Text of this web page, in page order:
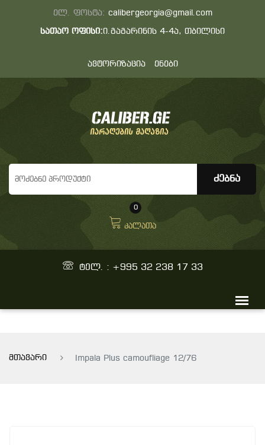
ელ. ფოსტა: calibergeorgia@gmail.com
სათაო ოფისი:ი.გაგარინის 4-4ა, თბილისი
ავტორიზაცია ენები
0
კალათა
ტელ. : +995 32 238 17 33
მთავარი Impala Plus camoufliage 12/76